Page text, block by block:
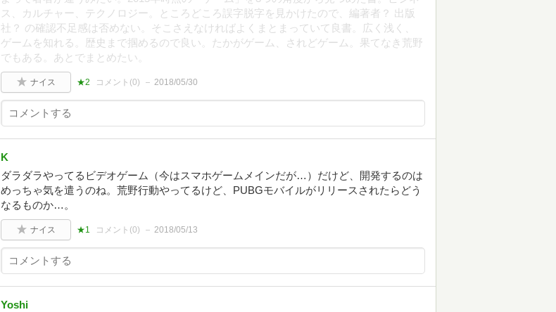
ス、カルチャー、テクノロジー。ところどころ誤字脱字を見かけたので、編著者？ 出版
社？ の確認不足感は否めない。そこさえなければよくまとまっていて良書。広く浅く、
ゲームを知れる。歴史まで掴めるので良い。たかがゲーム、されどゲーム。果てなき荒野
でもある。あとでまとめたい。
ナイス ★2 コメント(0) 2018/05/30
K
ダラダラやってるビデオゲーム（今はスマホゲームメインだが…）だけど、開発するのは
めっちゃ気を遣うのね。荒野行動やってるけど、PUBGモバイルがリリースされたらどう
なるものか…。
ナイス ★1 コメント(0) 2018/05/13
Yoshi